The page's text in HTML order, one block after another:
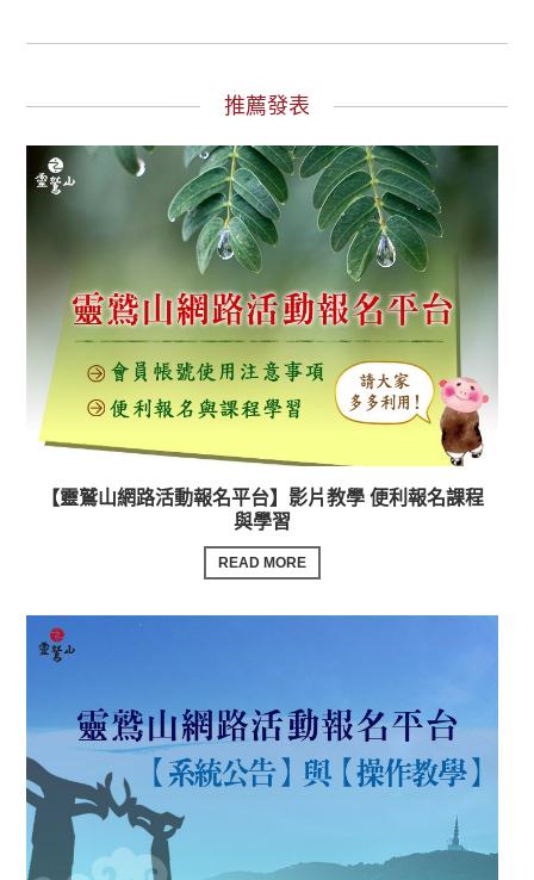
推薦發表
【靈鷲山網路活動報名平台】影片教學 便利報名課程
與學習
READ MORE